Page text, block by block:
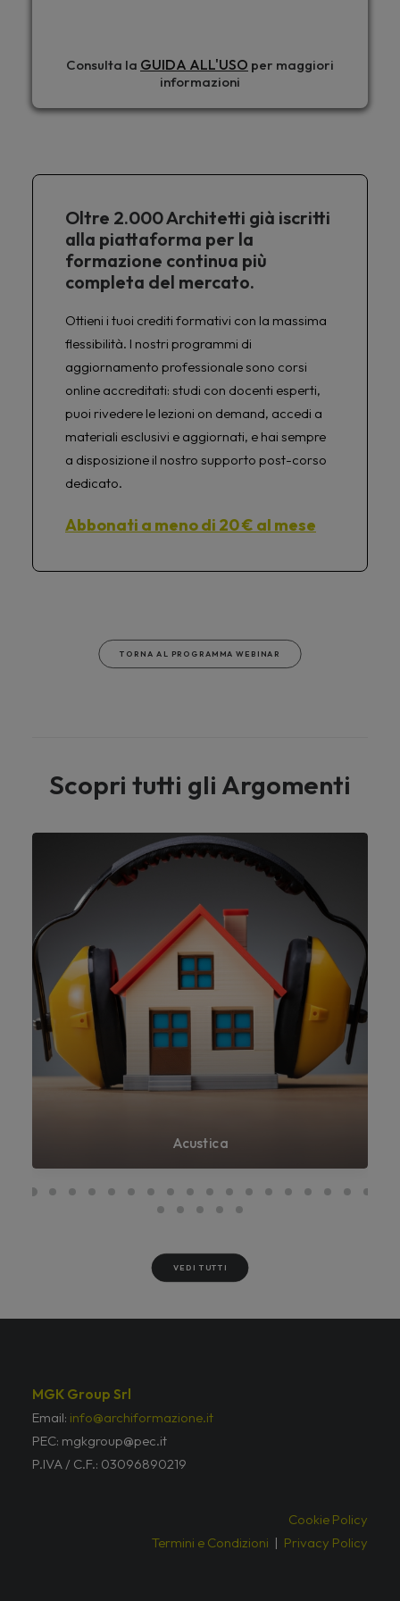
Consulta la GUIDA ALL'USO per maggiori
informazioni
Oltre 2.000 Architetti già iscritti
alla piattaforma per la
formazione continua più
completa del mercato.
Ottieni i tuoi crediti formativi con la massima
flessibilità. I nostri programmi di
aggiornamento professionale sono corsi
online accreditati: studi con docenti esperti,
puoi rivedere le lezioni on demand, accedi a
materiali esclusivi e aggiornati, e hai sempre
a disposizione il nostro supporto post-corso
dedicato.
Abbonati a meno di 20 € al mese
TORNA AL PROGRAMMA WEBINAR
Scopri tutti gli Argomenti
Acustica
VEDI TUTTI
MGK Group Srl
Email: info@archiformazione.it
PEC: mgkgroup@pec.it
P.IVA / C.F.: 03096890219
Cookie Policy
Termini e Condizioni | Privacy Policy